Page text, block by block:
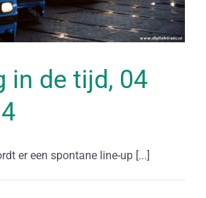
in de tijd, 04
er een spontane line-up [...]